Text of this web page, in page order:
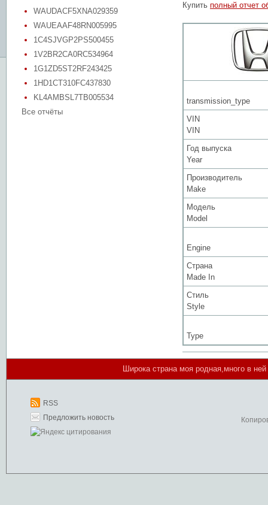
WAUDACF5XNA029359
WAUEAAF48RN005995
1C4SJVGP2PS500455
1V2BR2CA0RC534964
1G1ZD5ST2RF243425
1HD1CT310FC437830
KL4AMBSL7TB005534
Все отчёты
Купить полный отчет
transmission_type
VIN
VIN
Год выпуска
Year
Производитель
Make
Модель
Model
Engine
Страна
Made In
Стиль
Style
Type
Широка страна моя родная,много в
RSS
Предложить новость